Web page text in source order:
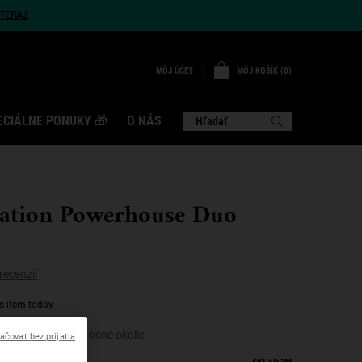
MÔJ ÚČET MÔJ KOŠÍK 0
0 VÝROBOK
PONUKY 🎁 O NÁS Hľadať
Powerhouse Duo
item today
pre vašu pleť aj očné okolie
bez prijatia